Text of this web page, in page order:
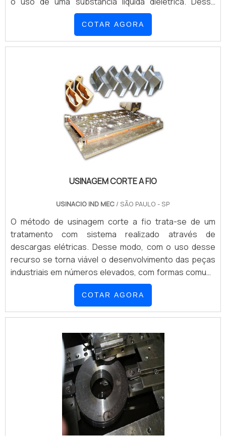
forma, esse tipo de usinagem feita por meio da
eletroerosão, é uma técnica utilizada para criar peças
que são submergidas em um líquido que não permite o
COTAR AGORA
USINAGEM CORTE A FIO
USINACIO IND MEC / SÃO PAULO - SP
O método de usinagem corte a fio trata-se de um
tratamento com sistema realizado através de
descargas elétricas. Desse modo, com o uso desse
recurso se torna viável o desenvolvimento das peças
industriais em números elevados, com formas comuns
ou até mesmo mais complexas com relação aos
aspectos visuais.No geral, as companhias com
experiência em realizar o recorte a fio com o intuito de
COTAR AGORA